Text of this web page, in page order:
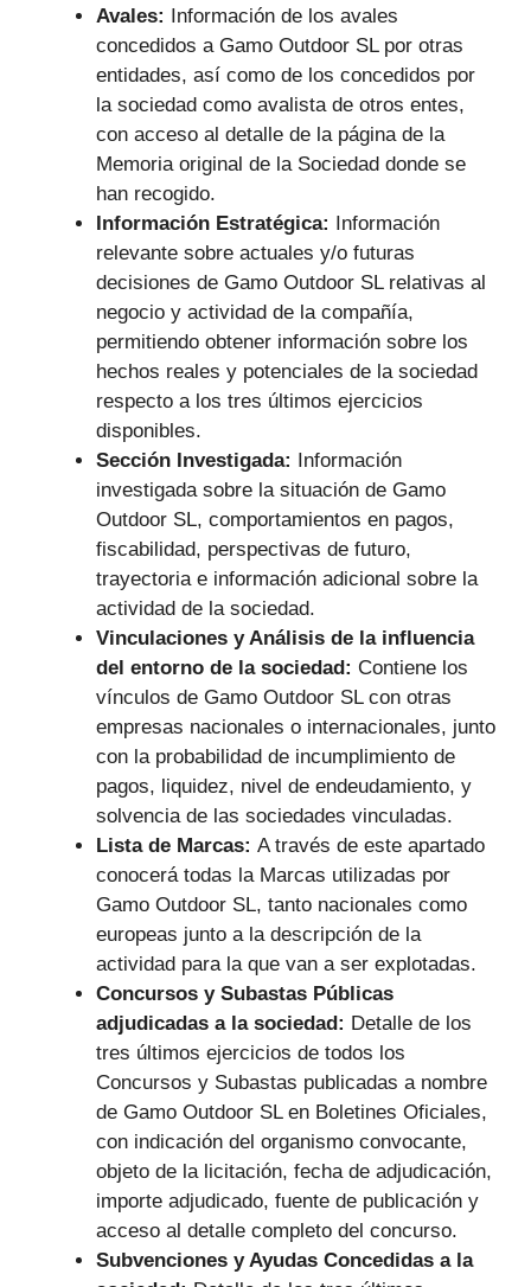
Avales: Información de los avales
concedidos a Gamo Outdoor SL por otras
entidades, así como de los concedidos por
la sociedad como avalista de otros entes,
con acceso al detalle de la página de la
Memoria original de la Sociedad donde se
han recogido.
Información Estratégica: Información
relevante sobre actuales y/o futuras
decisiones de Gamo Outdoor SL relativas al
negocio y actividad de la compañía,
permitiendo obtener información sobre los
hechos reales y potenciales de la sociedad
respecto a los tres últimos ejercicios
disponibles.
Sección Investigada: Información
investigada sobre la situación de Gamo
Outdoor SL, comportamientos en pagos,
fiscabilidad, perspectivas de futuro,
trayectoria e información adicional sobre la
actividad de la sociedad.
Vinculaciones y Análisis de la influencia
del entorno de la sociedad: Contiene los
vínculos de Gamo Outdoor SL con otras
empresas nacionales o internacionales, junto
con la probabilidad de incumplimiento de
pagos, liquidez, nivel de endeudamiento, y
solvencia de las sociedades vinculadas.
Lista de Marcas: A través de este apartado
conocerá todas la Marcas utilizadas por
Gamo Outdoor SL, tanto nacionales como
europeas junto a la descripción de la
actividad para la que van a ser explotadas.
Concursos y Subastas Públicas
adjudicadas a la sociedad: Detalle de los
tres últimos ejercicios de todos los
Concursos y Subastas publicadas a nombre
de Gamo Outdoor SL en Boletines Oficiales,
con indicación del organismo convocante,
objeto de la licitación, fecha de adjudicación,
importe adjudicado, fuente de publicación y
acceso al detalle completo del concurso.
Subvenciones y Ayudas Concedidas a la